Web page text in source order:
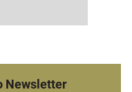
Newsletter